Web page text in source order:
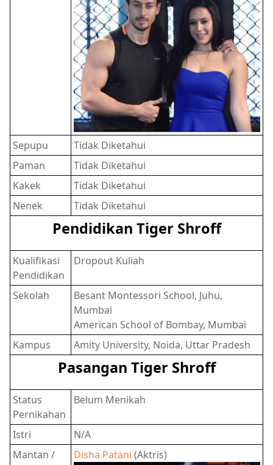
Sepupu
Tidak Diketahui
Paman
Tidak Diketahui
Kakek
Tidak Diketahui
Nenek
Tidak Diketahui
Pendidikan Tiger Shroff
Kualifikasi
Pendidikan
Dropout Kuliah
Sekolah
Besant Montessori School, Juhu,
Mumbai
American School of Bombay, Mumbai
Kampus
Amity University, Noida, Uttar Pradesh
Pasangan Tiger Shroff
Status
Pernikahan
Belum Menikah
Istri
N/A
Mantan /
Disha Patani (Aktris)